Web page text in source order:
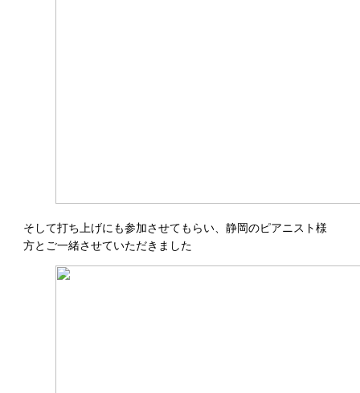
そして打ち上げにも参加させてもらい、静岡のピアニスト様
方とご一緒させていただきました